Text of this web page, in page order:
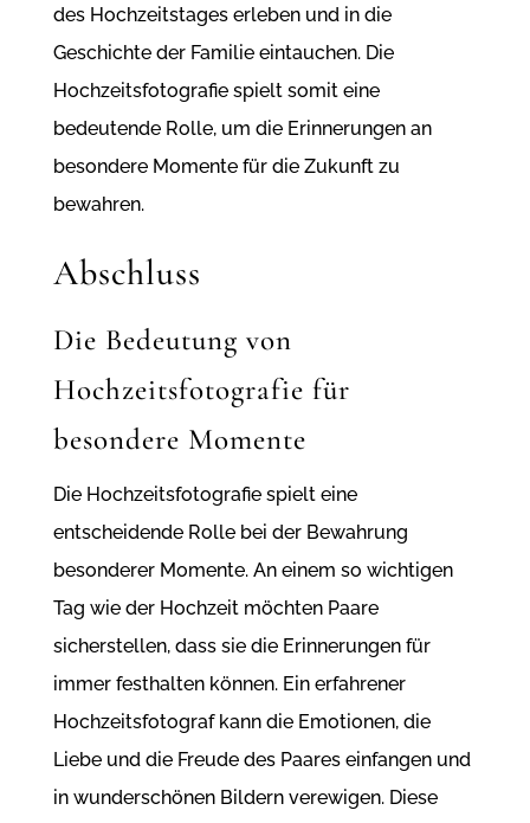
des Hochzeitstages erleben und in die
Geschichte der Familie eintauchen. Die
Hochzeitsfotografie spielt somit eine
bedeutende Rolle, um die Erinnerungen an
besondere Momente für die Zukunft zu
bewahren.
Abschluss
Die Bedeutung von
Hochzeitsfotografie für
besondere Momente
Die Hochzeitsfotografie spielt eine
entscheidende Rolle bei der Bewahrung
besonderer Momente. An einem so wichtigen
Tag wie der Hochzeit möchten Paare
sicherstellen, dass sie die Erinnerungen für
immer festhalten können. Ein erfahrener
Hochzeitsfotograf kann die Emotionen, die
Liebe und die Freude des Paares einfangen und
in wunderschönen Bildern verewigen. Diese